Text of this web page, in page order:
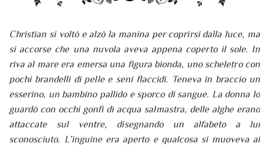
Christian si voltò e alzò la manina per coprirsi dalla luce, ma
si accorse che una nuvola aveva appena coperto il sole. In
riva al mare era emersa una figura bionda, uno scheletro con
pochi brandelli di pelle e seni flaccidi. Teneva in braccio un
esserino, un bambino pallido e sporco di sangue. La donna lo
guardò con occhi gonfi di acqua salmastra, delle alghe erano
attaccate sul ventre, disegnando un alfabeto a lui
sconosciuto. L’inguine era aperto e qualcosa si muoveva al